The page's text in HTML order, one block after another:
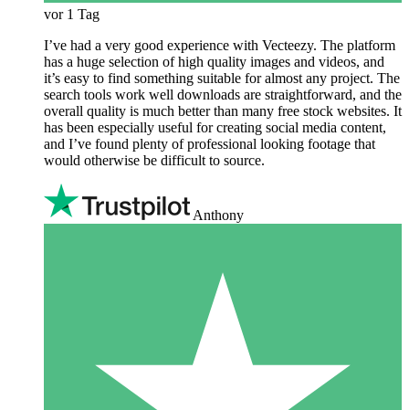
vor 1 Tag
I’ve had a very good experience with Vecteezy. The platform
has a huge selection of high quality images and videos, and
it’s easy to find something suitable for almost any project. The
search tools work well downloads are straightforward, and the
overall quality is much better than many free stock websites. It
has been especially useful for creating social media content,
and I’ve found plenty of professional looking footage that
would otherwise be difficult to source.
Anthony